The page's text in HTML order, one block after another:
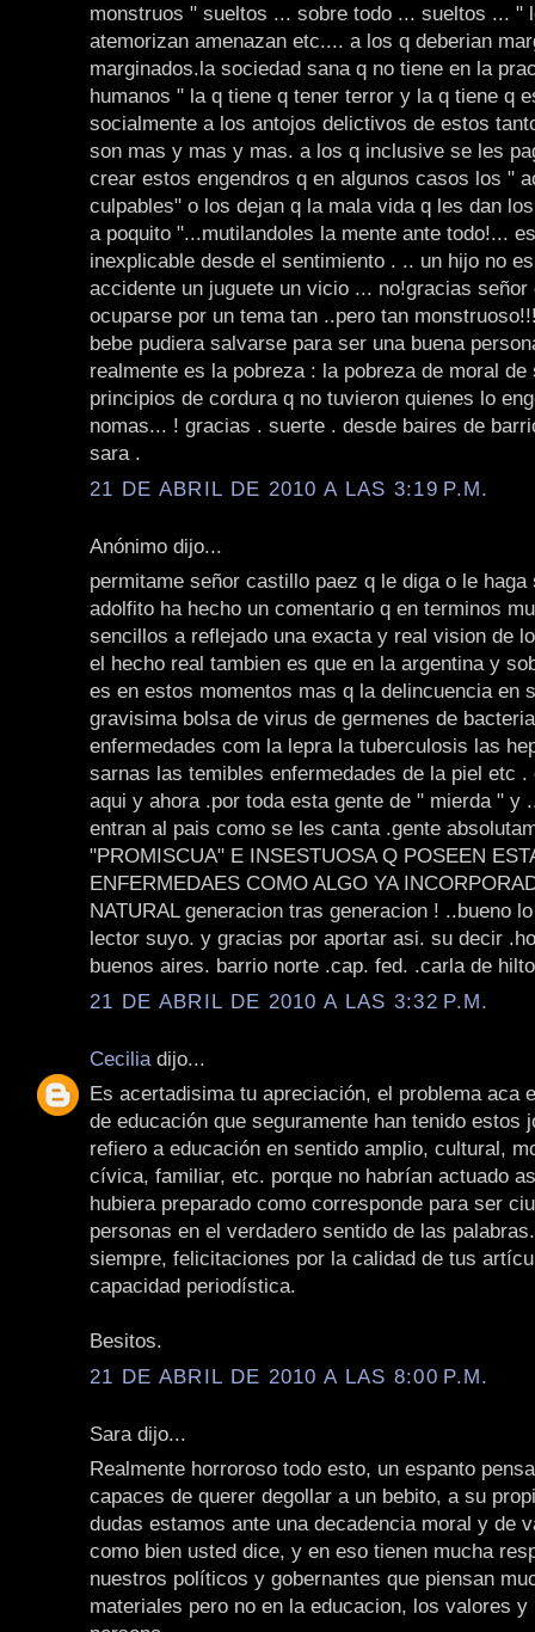
monstruos " sueltos ... sobre todo ... sueltos ... "
atemorizan amenazan etc.... a los q deberian
marginados.la sociedad sana q no tiene en la
humanos " la q tiene q tener terror y la q tiene q
socialmente a los antojos delictivos de estos
son mas y mas y mas. a los q inclusive se les
crear estos engendros q en algunos casos los "
culpables" o los dejan q la mala vida q les dan
a poquito "...mutilandoles la mente ante todo!...
inexplicable desde el sentimiento . .. un hijo no
accidente un juguete un vicio ... no!gracias
ocuparse por un tema tan ..pero tan
bebe pudiera salvarse para ser una buena
realmente es la pobreza : la pobreza de moral de
principios de cordura q no tuvieron quienes lo
nomas... ! gracias . suerte . desde baires de
sara .
21 DE ABRIL DE 2010 A LAS 3:19 P.M.
Anónimo dijo...
permitame señor castillo paez q le diga o le haga
adolfito ha hecho un comentario q en terminos
sencillos a reflejado una exacta y real vision de
el hecho real tambien es que en la argentina y
es en estos momentos mas q la delincuencia en
gravisima bolsa de virus de germenes de
enfermedades com la lepra la tuberculosis las
sarnas las temibles enfermedades de la piel etc .
aqui y ahora .por toda esta gente de " mierda " y
entran al pais como se les canta .gente
"PROMISCUA" E INSESTUOSA Q POSEEN
ENFERMEDAES COMO ALGO YA
NATURAL generacion tras generacion ! ..bueno
lector suyo. y gracias por aportar asi. su decir
buenos aires. barrio norte .cap. fed. .carla de
21 DE ABRIL DE 2010 A LAS 3:32 P.M.
Cecilia dijo...
Es acertadisima tu apreciación, el problema aca
de educación que seguramente han tenido estos
refiero a educación en sentido amplio, cultural,
cívica, familiar, etc. porque no habrían actuado
hubiera preparado como corresponde para ser
personas en el verdadero sentido de las
siempre, felicitaciones por la calidad de tus
capacidad periodística.
Besitos.
21 DE ABRIL DE 2010 A LAS 8:00 P.M.
Sara dijo...
Realmente horroroso todo esto, un espanto
capaces de querer degollar a un bebito, a su
dudas estamos ante una decadencia moral y de
como bien usted dice, y en eso tienen mucha
nuestros políticos y gobernantes que piensan
materiales pero no en la educacion, los valores y